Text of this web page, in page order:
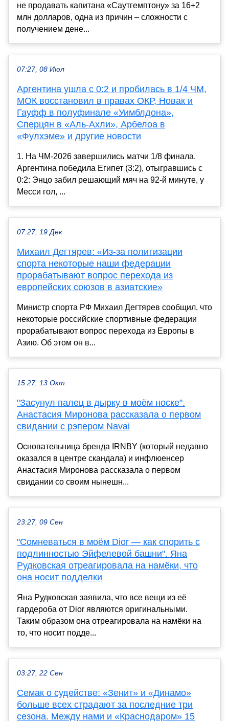
не продавать капитана «Саутгемптону» за 16+2
млн долларов, одна из причин – сложности с
получением дене...
07:27, 08 Июл
Аргентина ушла с 0:2 и пробилась в 1/4 ЧМ,
МОК восстановил в правах ОКР, Новак и
Гауфф в полуфинале «Уимблдона»,
Сперцян в «Аль-Ахли», Арбелоа в
«Фулхэме» и другие новости
1. На ЧМ-2026 завершились матчи 1/8 финала.
Аргентина победила Египет (3:2), отыгравшись с
0:2: Энцо забил решающий мяч на 92-й минуте, у
Месси гол, ...
07:27, 19 Дек
Михаил Дегтярев: «Из-за политизации
спорта некоторые наши федерации
прорабатывают вопрос перехода из
европейских союзов в азиатские»
Министр спорта РФ Михаил Дегтярев сообщил, что
некоторые российские спортивные федерации
прорабатывают вопрос перехода из Европы в
Азию. Об этом он в...
15:27, 13 Окт
"Засунул палец в дырку в моём носке".
Анастасия Миронова рассказала о первом
свидании с рэпером Navai
Основательница бренда IRNBY (который недавно
оказался в центре скандала) и инфлюенсер
Анастасия Миронова рассказала о первом
свидании со своим нынешн...
23:27, 09 Сен
"Сомневаться в моём Dior — как спорить с
подлинностью Эйфелевой башни". Яна
Рудковская отреагировала на намёки, что
она носит подделки
Яна Рудковская заявила, что все вещи из её
гардероба от Dior являются оригинальными.
Таким образом она отреагировала на намёки на
то, что носит подде...
03:27, 22 Сен
Семак о судействе: «Зенит» и «Динамо»
больше всех страдают за последние три
сезона. Между нами и «Краснодаром» 15